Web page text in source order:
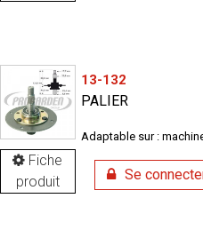
Fiche
produit
13-132
PALIER
Adaptable sur :
Se